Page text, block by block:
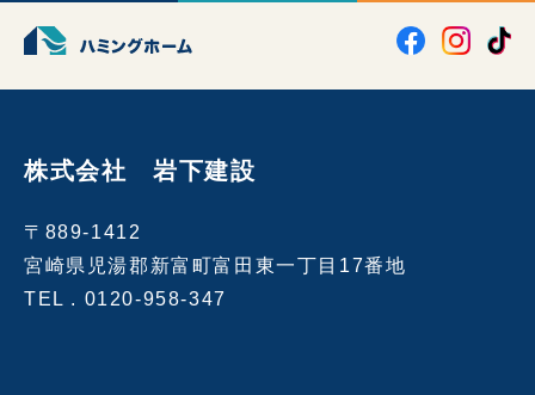
株式会社 岩下建設
〒889-1412
宮崎県児湯郡新富町富田東一丁目17番地
TEL . 0120-958-347